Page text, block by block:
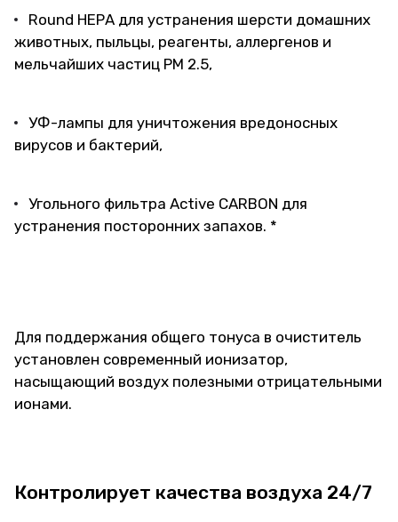
Round НЕРА для устранения шерсти домашних
животных, пыльцы, реагенты, аллергенов и
мельчайших частиц РМ 2.5,
УФ-лампы для уничтожения вредоносных
вирусов и бактерий,
Угольного фильтра Active CARBON для
устранения посторонних запахов. *
Для поддержания общего тонуса в очиститель
установлен современный ионизатор,
насыщающий воздух полезными отрицательными
ионами.
Контролирует качества воздуха 24/7